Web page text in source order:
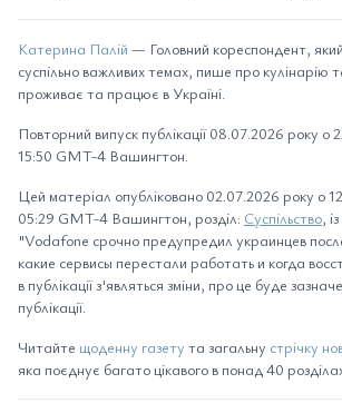
Катерина Палій — Головний кореспондент, який
суспільно важливих темах, пише про кулінарію
проживає та працює в Україні.
Повторний випуск публікації 08.07.2026 року о
15:50 GMT-4 Вашингтон.
Цей матеріал опубліковано 02.07.2026 року о
05:29 GMT-4 Вашингтон, розділ: Суспільство,
"Vodafone срочно предупредил украинцев
какие сервисы перестали работать и когда
в публікації з'являться зміни, про це буде
публікації.
Читайте щоденну газету та загальну стрічку
яка поєднує багато цікавого в понад 40 розділах